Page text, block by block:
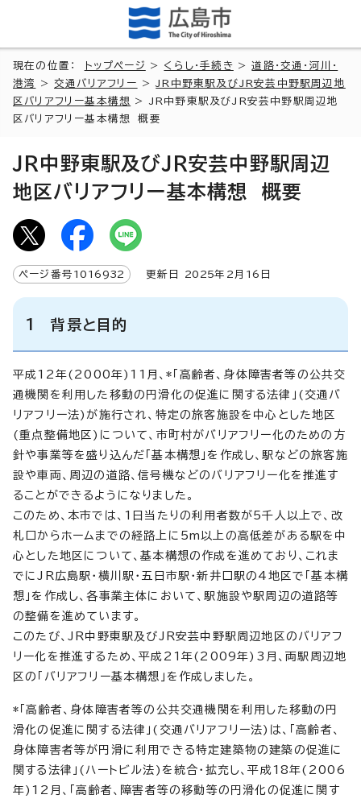
現在の位置： トップページ > くらし・手続き >道路・交通・河川・
港湾
>交通バリアフリー >
JR中野東駅及びJR安芸中野駅周辺地
区バリアフリー基本構想
> JR中野東駅及びJR安芸中野駅周辺地
区バリアフリー基本構想 概要
JR中野東駅及びJR安芸中野駅周辺
地区バリアフリー基本構想 概要
ページ番号 1016932 更新日 2025年2月 16 日
1 背景と目的
平成12年(2000年)11月、*「高齢者、身体障害者等の公共交
通機関を利用した移動の円滑化の促進に関する法律」(交通バ
リアフリー法)が施行され、特定の旅客施設を中心とした地区
(重点整備地区)について、市町村がバリアフリー化のための方
針や事業等を盛り込んだ「基本構想」を作成し、駅などの旅客施
設や車両、周辺の道路、信号機などのバリアフリー化を推進す
ることができるようになりました。
このため、本市では、1日当たりの利用者数が5千人以上で、改
札口からホームまでの経路上に5m以上の高低差がある駅を中
心とした地区について、基本構想の作成を進めており、これま
でにJR広島駅・横川駅・五日市駅・新井口駅の4地区で「基本構
想」を作成し、各事業主体において、駅施設や駅周辺の道路等
の整備を進めています。
このたび、JR中野東駅及びJR安芸中野駅周辺地区のバリアフ
リー化を推進するため、平成21年(2009年)3月、両駅周辺地
区の「バリアフリー基本構想」を作成しました。
*「高齢者、身体障害者等の公共交通機関を利用した移動の円
滑化の促進に関する法律」(交通バリアフリー法)は、「高齢者、
身体障害者等が円滑に利用できる特定建築物の建築の促進に
関する法律」(ハートビル法)を統合・拡充し、平成18年(2006
年)12月、「高齢者、障害者等の移動等の円滑化の促進に関す